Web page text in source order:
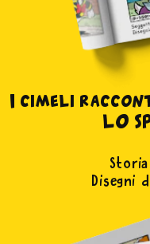
I cimeli
LO
Disegni